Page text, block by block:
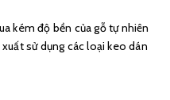
kém độ bền của gỗ tự nhiên
sử dụng các loại keo dán